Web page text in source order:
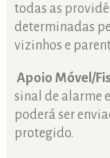
todas as
determinadas
vizinhos e
Apoio Móvel/
sinal de alarme
poderá ser
protegido.